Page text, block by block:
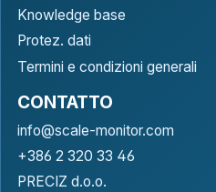
Knowledge base
Protez. dati
Termini e condizioni generali
CONTATTO
info@scale-monitor.com
+386 2 320 33 46
PRECIZ d.o.o.